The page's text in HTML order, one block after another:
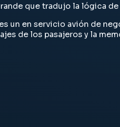
que tradujo la lógica
un en servicio avión de
de los pasajeros y la